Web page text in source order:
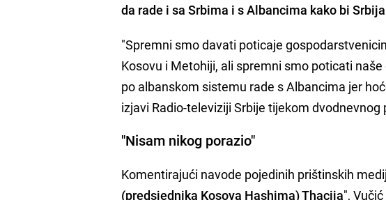
da rade i sa Srbima i s Albancima kako bi
"Spremni smo davati poticaje
Kosovu i Metohiji, ali spremni smo poticati
po albanskom sistemu rade s Albancima jer
izjavi Radio-televiziji Srbije tijekom
"Nisam nikog porazio"
Komentirajući navode pojedinih prištinskih
(predsjednika Kosova Hashima) Thacija",